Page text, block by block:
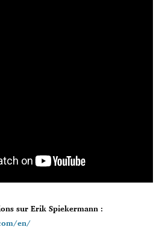
sur Erik Spiekermann :
en/